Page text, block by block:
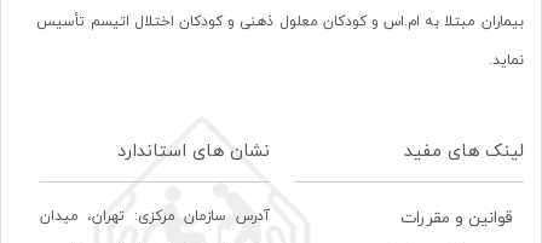
بیماران مبتلا به ام.اس و کودکان معلول ذهنی و کودکان اختلال اتیسم تأسیس
نماید.
لینک های مفید
قوانین و مقررات
نشان های استاندارد
آدرس سازمان مرکزی: تهران، ميدان